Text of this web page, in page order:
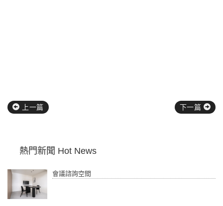
上一篇 下一篇
熱門新聞 Hot News
會議諮詢空間